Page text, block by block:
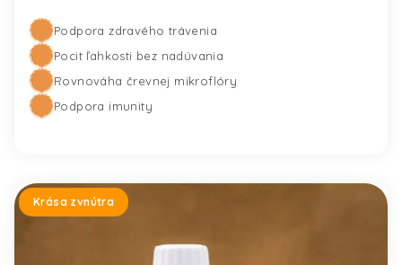
Podpora zdravého trávenia
Pocit ľahkosti bez nadúvania
Rovnováha črevnej mikroflóry
Podpora imunity
Krása zvnútra